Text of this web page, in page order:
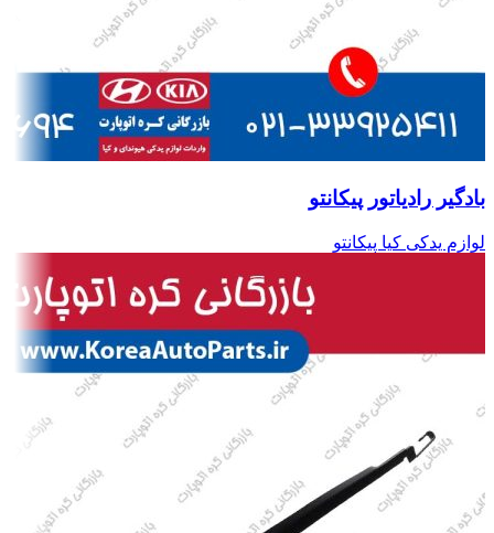
بادگیر رادیاتور پیکانتو
لوازم یدکی کیا پیکانتو